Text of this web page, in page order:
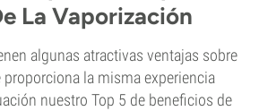
La Vaporización
algunas atractivas ventajas sobre
proporciona la misma experiencia
nuestro Top 5 de beneficios de